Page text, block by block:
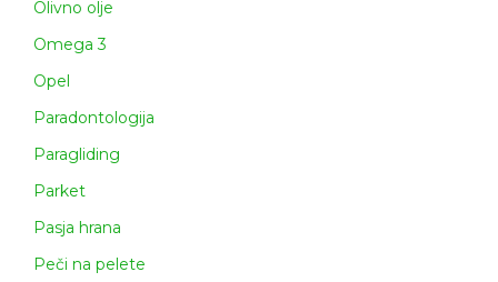
Olivno olje
Omega 3
Opel
Paradontologija
Paragliding
Parket
Pasja hrana
Peči na pelete